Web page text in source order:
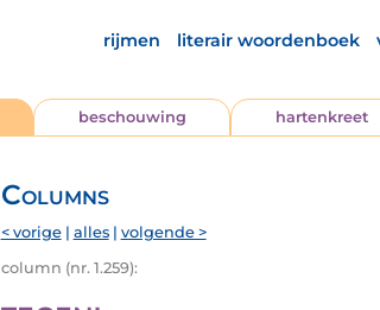
rijmen literair woordenboek
beschouwing hartenkreet
Columns
< vorige| alles| volgende >
column (nr. 1.259):